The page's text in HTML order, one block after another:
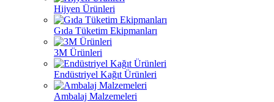
Hijyen Ürünleri
Gıda Tüketim Ekipmanları
3M Ürünleri
Endüstriyel Kağıt Ürünleri
Ambalaj Malzemeleri